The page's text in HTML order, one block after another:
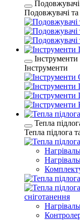
Подовжувачі
Подовжувачі та
Інструменти
Інструменти
Тепла
Тепла підлога
сніготанення